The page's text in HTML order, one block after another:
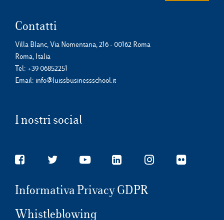
Contatti
Villa Blanc, Via Nomentana, 216 - 00162 Roma
Roma, Italia
Tel: +39 06852251
Email: info@luissbusinessschool.it
I nostri social
Informativa Privacy GDPR
Whistleblowing